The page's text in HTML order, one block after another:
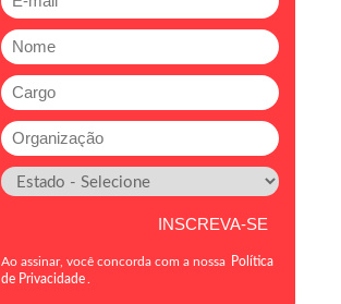
Ao assinar, você concorda com a nossa Política
de Privacidade